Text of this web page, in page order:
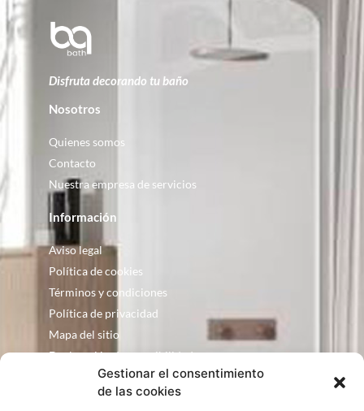
Gestionar el consentimiento
de las cookies
Disfruta decorando tu baño
Nosotros
Quienes somos
Contacto
Nuestra empresa de servicios
Información
Aviso legal
Política de cookies
Términos y condiciones
Política de privacidad
Mapa del sitio
Declaración de accesibilidad
Contacto